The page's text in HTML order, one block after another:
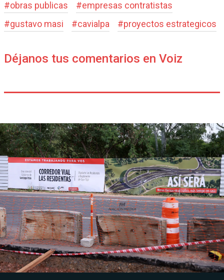
#obras publicas #empresas contratistas
#gustavo masi #cavialpa #proyectos estrategicos
Déjanos tus comentarios en Voiz